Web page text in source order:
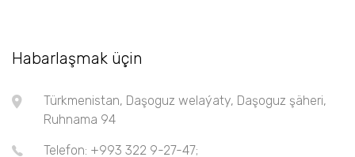
Habarlaşmak üçin
Türkmenistan, Daşoguz welaýaty, Daşoguz şäheri,
Ruhnama 94
Telefon: +993 322 9-27-47;